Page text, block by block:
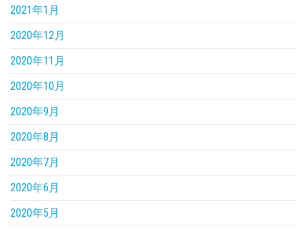
2021年1月
2020年12月
2020年11月
2020年10月
2020年9月
2020年8月
2020年7月
2020年6月
2020年5月